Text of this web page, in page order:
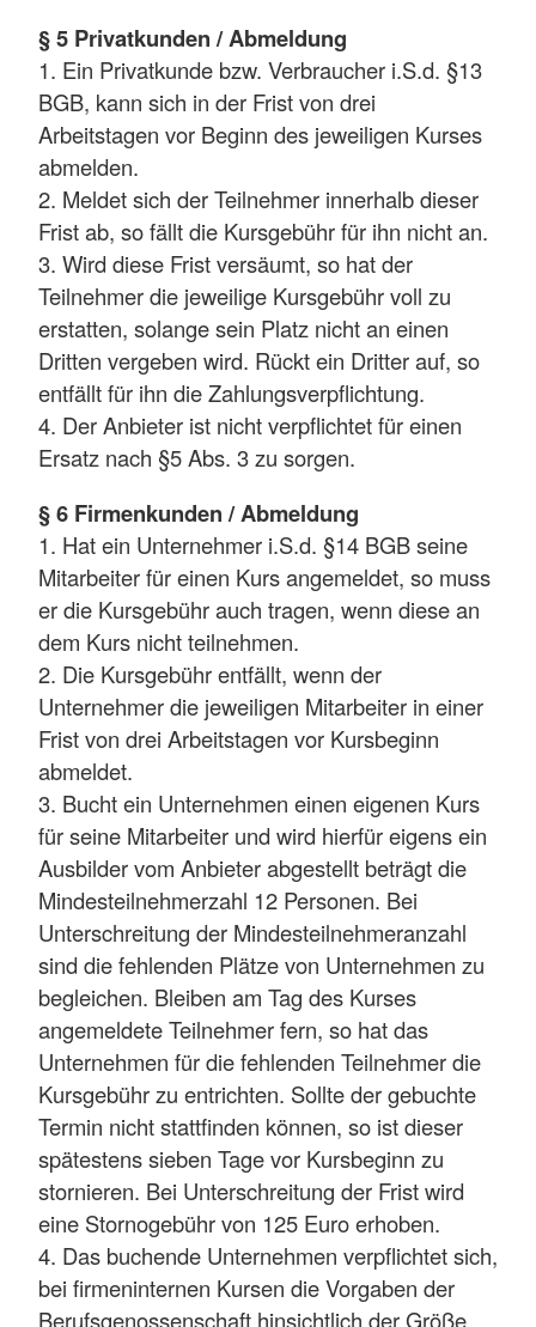
§ 5 Privatkunden / Abmeldung
1. Ein Privatkunde bzw. Verbraucher i.S.d. §13
BGB, kann sich in der Frist von drei
Arbeitstagen vor Beginn des jeweiligen Kurses
abmelden.
2. Meldet sich der Teilnehmer innerhalb dieser
Frist ab, so fällt die Kursgebühr für ihn nicht an.
3. Wird diese Frist versäumt, so hat der
Teilnehmer die jeweilige Kursgebühr voll zu
erstatten, solange sein Platz nicht an einen
Dritten vergeben wird. Rückt ein Dritter auf, so
entfällt für ihn die Zahlungsverpflichtung.
4. Der Anbieter ist nicht verpflichtet für einen
Ersatz nach §5 Abs. 3 zu sorgen.
§ 6 Firmenkunden / Abmeldung
1. Hat ein Unternehmer i.S.d. §14 BGB seine
Mitarbeiter für einen Kurs angemeldet, so muss
er die Kursgebühr auch tragen, wenn diese an
dem Kurs nicht teilnehmen.
2. Die Kursgebühr entfällt, wenn der
Unternehmer die jeweiligen Mitarbeiter in einer
Frist von drei Arbeitstagen vor Kursbeginn
abmeldet.
3. Bucht ein Unternehmen einen eigenen Kurs
für seine Mitarbeiter und wird hierfür eigens ein
Ausbilder vom Anbieter abgestellt beträgt die
Mindesteilnehmerzahl 12 Personen. Bei
Unterschreitung der Mindesteilnehmeranzahl
sind die fehlenden Plätze von Unternehmen zu
begleichen. Bleiben am Tag des Kurses
angemeldete Teilnehmer fern, so hat das
Unternehmen für die fehlenden Teilnehmer die
Kursgebühr zu entrichten. Sollte der gebuchte
Termin nicht stattfinden können, so ist dieser
spätestens sieben Tage vor Kursbeginn zu
stornieren. Bei Unterschreitung der Frist wird
eine Stornogebühr von 125 Euro erhoben.
4. Das buchende Unternehmen verpflichtet sich,
bei firmeninternen Kursen die Vorgaben der
Berufsgenossenschaft hinsichtlich der Größe